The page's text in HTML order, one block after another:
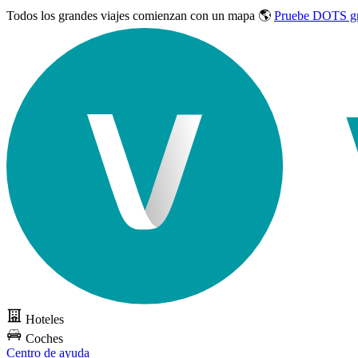
Todos los grandes viajes comienzan con un mapa 🌎 Pruebe DOTS
Hoteles
Coches
Centro de ayuda